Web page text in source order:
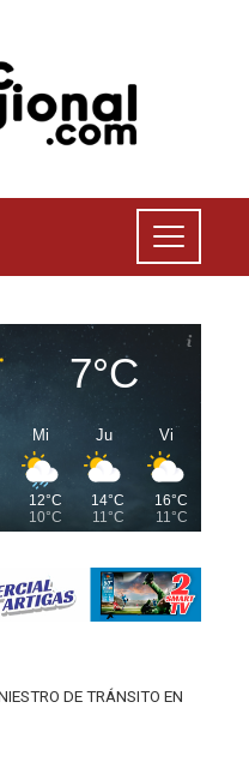
7°C
Mi
12°C
10°C
Ju
14°C
11°C
Vi
16°C
11°C
DE TRÁNSITO EN